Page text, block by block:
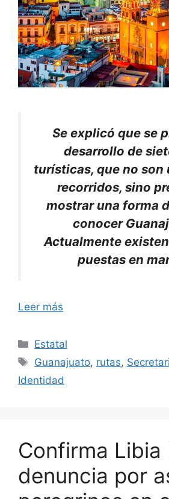
Se explicó que se
desarrollo de
turísticas, que no son
recorridos, sino
mostrar una forma
conocer
Actualmente
puestas en
Leer más
Categorías
Estatal
Etiquetas
Guanajuato, rutas,
Identidad
Confirma Libia
denuncia por